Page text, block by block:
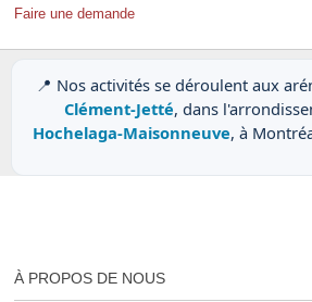
Faire une demande
📍 Nos activités se déroulent aux
Clément-Jetté, dans
Hochelaga-Maisonneuve, à
À PROPOS DE NOUS